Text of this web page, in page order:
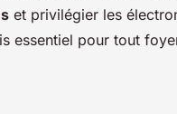
et privilégier les
essentiel pour tout